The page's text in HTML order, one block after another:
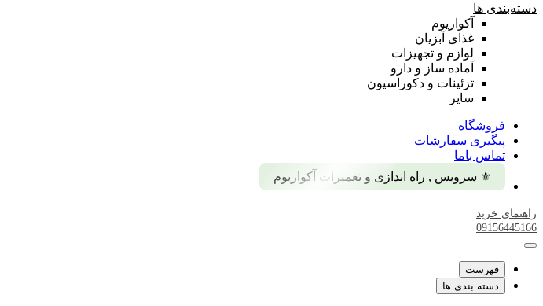
دسته‌بندی ها
آکواریوم
غذای آبزیان
لوازم و تجهیزات
آماده ساز و دارو
تزئینات و دکوراسیون
سایر
فروشگاه
پیگیری سفارشات
تماس باما
⚜️ سرویس , راه اندازی و تعمیرات آکواریوم
راهنمای خرید
09156445166
فهرست
دسته بندی ها